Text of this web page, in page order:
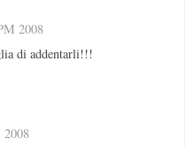
2008
di addentarli!!!
2008